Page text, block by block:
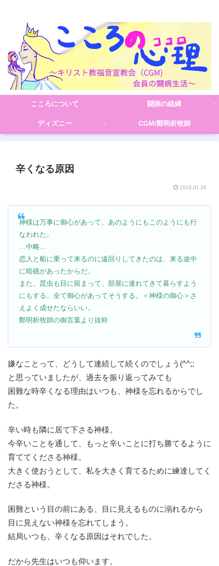
こころについて 闘病の経緯
ディズニー CGM/鄭明析牧師
辛くなる原因
2018.01.26
神様は万事に御心があって、あのようにもこのようにも行
なわれた。
…中略…
恋人と船に乗って来るのに遠回りしてきたのは、来る途中
に暗礁があったからだ。
また、昆虫も目に留まって、部屋に連れてきて暮らすよう
にもする。全て御心があってそうする。＜神様の御心＞さ
えよく成せたならいい。
鄭明析牧師の御言葉より抜粋
嫌なことって、どうして連続して続くのでしょう(^^;;
と思っていましたが、過去を振り返ってみても
困難な時辛くなる理由はいつも、神様を忘れるからでし
た。
辛い時も隣に居て下さる神様。
今辛いことを通して、もっと辛いことに打ち勝てるように
育ててくださる神様。
大きく使おうとして、私を大きく育てるために練達してく
ださる神様。
困難という目の前にある、目に見えるものに溺れるから
目に見えない神様を忘れてしまう。
結局いつも、辛くなる原因はそれでした。
だから先生はいつも仰います。